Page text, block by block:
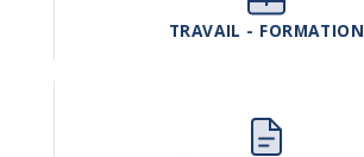
TRAVAIL - FORMATION